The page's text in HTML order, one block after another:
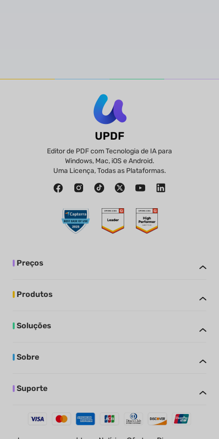
UPDF
Editor de PDF com Tecnologia de IA para
Windows, Mac, iOS e Android.
Uma Licença, Todas as Plataformas.
Preços
Produtos
Soluções
Sobre
Suporte